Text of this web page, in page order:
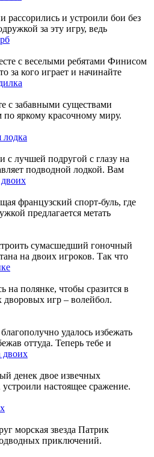
рассорились и устроили бои без
за эту игру, ведь
с веселыми ребятами Финисом
за кого играет и начинайте
с забавными существами
яркому красочному миру.
с лучшей подругой с глазу на
подводной лодкой. Вам
французский спорт-буль, где
предлагается метать
сумасшедший гоночный
на двоих игроков. Так что
на полянке, чтобы сразится в
игр – волейбол.
удалось избежать
оттуда. Теперь тебе и
денек двое извечных
настоящее сражение.
морская звезда Патрик
приключений.